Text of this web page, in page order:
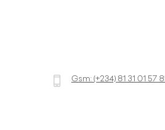
Gsm:(+234) 81 31 01 57